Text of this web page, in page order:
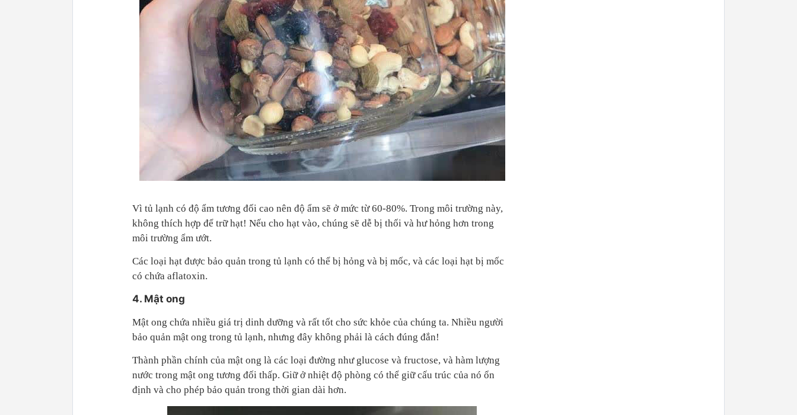
Vì tủ lạnh có độ ẩm tương đối cao nên độ ẩm sẽ ở mức từ 60-80%. Trong môi trường này,
không thích hợp để trữ hạt! Nếu cho hạt vào, chúng sẽ dễ bị thối và hư hỏng hơn trong
môi trường ẩm ướt.
Các loại hạt được bảo quản trong tủ lạnh có thể bị hỏng và bị mốc, và các loại hạt bị mốc
có chứa aflatoxin.
4. Mật ong
Mật ong chứa nhiều giá trị dinh dưỡng và rất tốt cho sức khỏe của chúng ta. Nhiều người
bảo quản mật ong trong tủ lạnh, nhưng đây không phải là cách đúng đắn!
Thành phần chính của mật ong là các loại đường như glucose và fructose, và hàm lượng
nước trong mật ong tương đối thấp. Giữ ở nhiệt độ phòng có thể giữ cấu trúc của nó ổn
định và cho phép bảo quản trong thời gian dài hơn.